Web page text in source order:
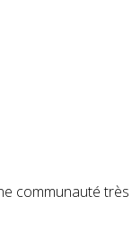
communauté